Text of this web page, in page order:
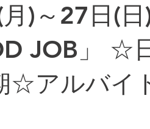
)～27日(
JOB」 ☆
☆アルバイ